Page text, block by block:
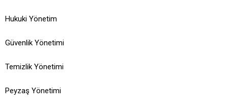
Hukuki Yönetim
Güvenlik Yönetimi
Temizlik Yönetimi
Peyzaş Yönetimi